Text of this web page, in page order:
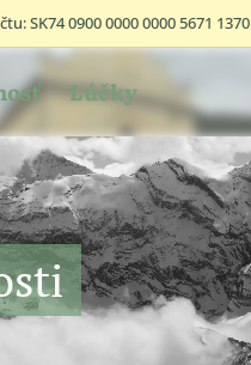
SK74 0900 0000 0000 5671 1370
Lúčky